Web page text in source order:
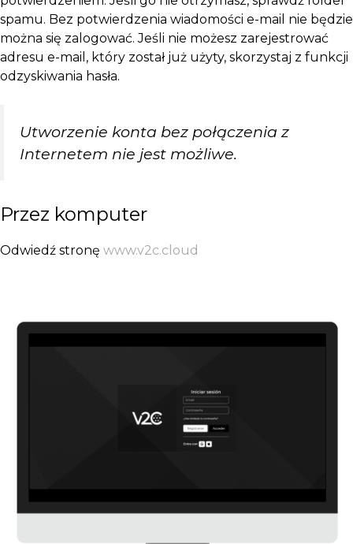
spamu. Bez potwierdzenia wiadomości e-mail nie będzie
można się zalogować. Jeśli nie możesz zarejestrować
adresu e-mail, który został już użyty, skorzystaj z funkcji
odzyskiwania hasła.
Utworzenie konta bez połączenia z
Internetem nie jest możliwe.
Przez komputer
Odwiedź stronę www.v2c.cloud